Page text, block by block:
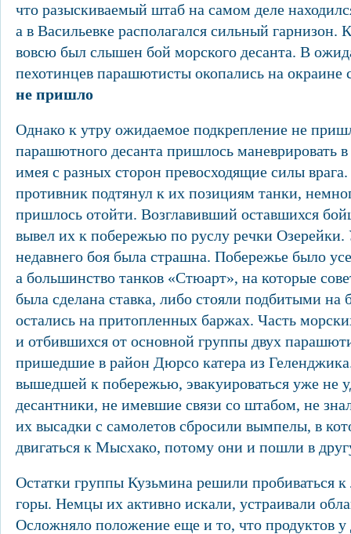
что разыскиваемый штаб на самом деле
а в Васильевке располагался сильный гарнизон.
вовсю был слышен бой морского десанта. В
пехотинцев парашютисты окопались на окраине
не пришло
Однако к утру ожидаемое подкрепление не
парашютного десанта пришлось маневрировать
имея с разных сторон превосходящие силы
противник подтянул к их позициям танки,
пришлось отойти. Возглавивший оставшихся
вывел их к побережью по руслу речки Озерейки.
недавнего боя была страшна. Побережье было
а большинство танков «Стюарт», на которые
была сделана ставка, либо стояли подбитыми на
остались на притопленных баржах. Часть
и отбившихся от основной группы двух
пришедшие в район Дюрсо катера из
вышедшей к побережью, эвакуироваться уже не
десантники, не имевшие связи со штабом, не
их высадки с самолетов сбросили вымпелы, в
двигаться к Мысхако, потому они и пошли в
Остатки группы Кузьмина решили пробиваться
горы. Немцы их активно искали, устраивали
Осложняло положение еще и то, что продуктов у